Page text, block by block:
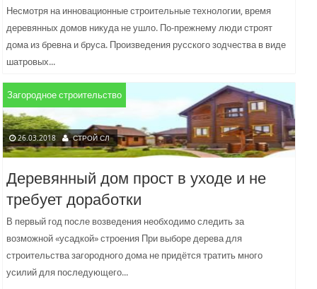
Несмотря на инновационные строительные технологии, время
деревянных домов никуда не ушло. По-прежнему люди строят
дома из бревна и бруса. Произведения русского зодчества в виде
шатровых...
Загородное строительство
26.03.2018 СТРОЙ СЛ
Деревянный дом прост в уходе и не
требует доработки
В первый год после возведения необходимо следить за
возможной «усадкой» строения При выборе дерева для
строительства загородного дома не придётся тратить много
усилий для последующего...